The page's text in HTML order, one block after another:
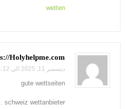
wetten
Holyhelpme.com/
ديسمبر 11, 2025 الي 4:12 م
gute wettseiten
schweiz wettanbieter